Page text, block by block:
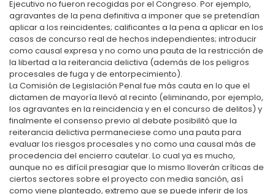
Ejecutivo no fueron recogidas por el Congreso. Por ejemplo,
agravantes de la pena definitiva a imponer que se pretendían
aplicar a los reincidentes; calificantes a la pena a aplicar en los
casos de concurso real de hechos independientes; introducir
como causal expresa y no como una pauta de la restricción de
la libertad a la reiterancia delictiva (además de los peligros
procesales de fuga y de entorpecimiento).
La Comisión de Legislación Penal fue más cauta en lo que el
dictamen de mayoría llevó al recinto (eliminando, por ejemplo,
los agravantes en la reincidencia y en el concurso de delitos) y
finalmente el consenso previo al debate posibilitó que la
reiterancia delictiva permaneciese como una pauta para
evaluar los riesgos procesales y no como una causal más de
procedencia del encierro cautelar. Lo cual ya es mucho,
aunque no es difícil presagiar que lo mismo lloverán críticas de
ciertos sectores sobre el proyecto con media sanción, así
como viene planteado, extremo que se puede inferir de los